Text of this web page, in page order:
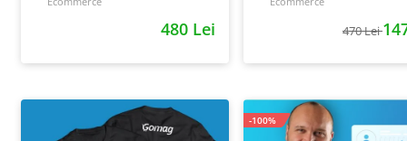
480 Lei 470 Lei
-100%